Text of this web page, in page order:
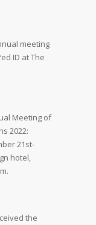
meeting
ID at The
Meeting of
2022:
21st-
hotel,
the